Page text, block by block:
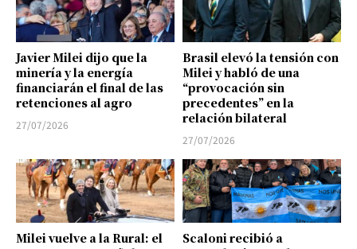
Javier Milei dijo que la
minería y la energía
financiarán el final de las
retenciones al agro
27/07/2026
Brasil elevó la tensión con
Milei y habló de una
“provocación sin
precedentes” en la
relación bilateral
27/07/2026
Milei vuelve a la Rural: el
Scaloni recibió a